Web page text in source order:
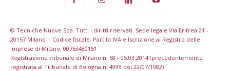
© Tecniche Nuove Spa. Tutti i diritti riservati. Sede legale Via Eritrea 21 -
20157 Milano | Codice fiscale, Partita IVA e Iscrizione al Registro delle
imprese di Milano: 00753480151
Registrazione tribunale di Milano n. 68 - 05.03.2014 (precedentemente
registrata al Tribunale di Bologna n. 4999 del 22/07/1982)